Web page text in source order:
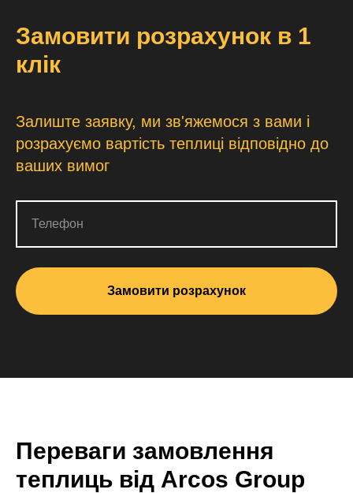
Замовити розрахунок в 1
клік
Залиште заявку, ми зв'яжемося з вами і
розрахуємо вартість теплиці відповідно до
ваших вимог
Телефон
Замовити розрахунок
Переваги замовлення
теплиць від Arcos Group